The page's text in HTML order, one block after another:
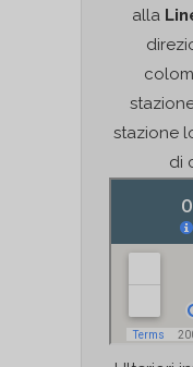
alla
stazione
di